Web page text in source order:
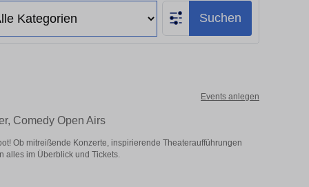
Suchen
Events anlegen
Comedy Open Airs
Ob mitreißende Konzerte, inspirierende Theateraufführungen
alles im Überblick und Tickets.